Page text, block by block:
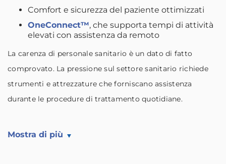
Comfort e sicurezza del paziente ottimizzati
OneConnect™, che supporta tempi di attività
elevati con assistenza da remoto
La carenza di personale sanitario è un dato di fatto
comprovato. La pressione sul settore sanitario richiede
strumenti e attrezzature che forniscano assistenza
durante le procedure di trattamento quotidiane.
Mostra di più